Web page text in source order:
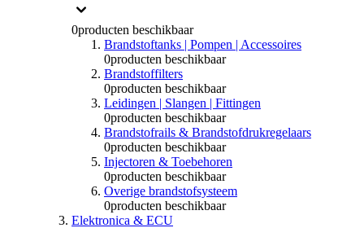
0producten beschikbaar
Brandstoftanks | Pompen | Accessoires
0producten beschikbaar
Brandstoffilters
0producten beschikbaar
Leidingen | Slangen | Fittingen
0producten beschikbaar
Brandstofrails & Brandstofdrukregelaars
0producten beschikbaar
Injectoren & Toebehoren
0producten beschikbaar
Overige brandstofsysteem
0producten beschikbaar
Elektronica & ECU